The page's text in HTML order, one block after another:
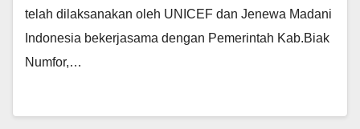
telah dilaksanakan oleh UNICEF dan Jenewa Madani
Indonesia bekerjasama dengan Pemerintah Kab.Biak
Numfor,…